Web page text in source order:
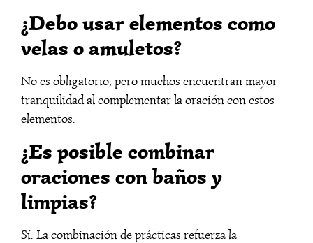
¿Debo usar elementos como
velas o amuletos?
No es obligatorio, pero muchos encuentran mayor
tranquilidad al complementar la oración con estos
elementos.
¿Es posible combinar
oraciones con baños y
limpias?
Sí. La combinación de prácticas refuerza la